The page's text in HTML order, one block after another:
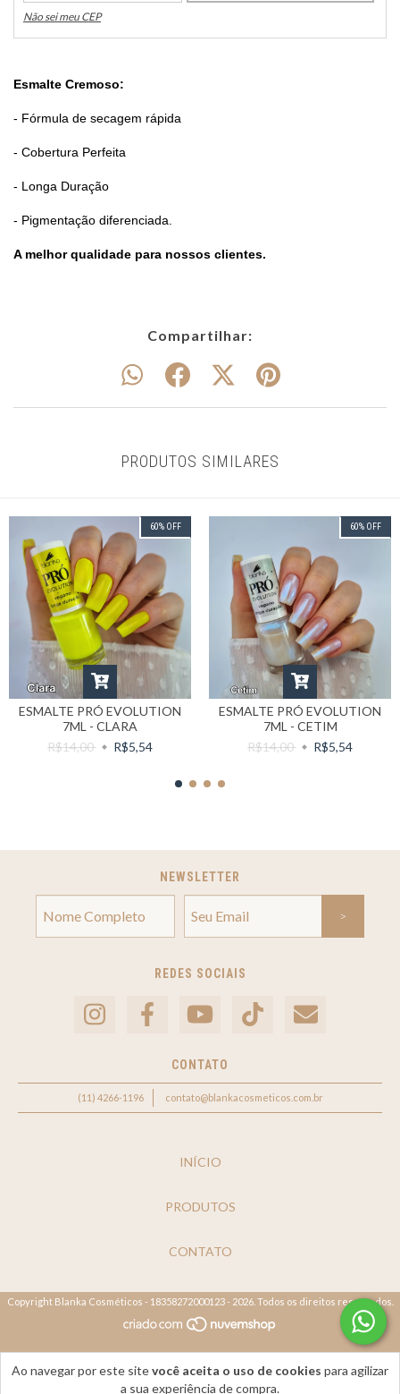
Ao navegar por este sitevocê aceita o uso de cookies para agilizar
a sua experiência de compra.
Não sei meu CEP
Esmalte Cremoso:
- Fórmula de secagem rápida
- Cobertura Perfeita
- Longa Duração
- Pigmentação diferenciada.
A melhor qualidade para nossos clientes.
Compartilhar:
PRODUTOS SIMILARES
60% OFF
ESMALTE PRÓ EVOLUTION
7ML - CLARA
R$14,00
R$5,54
60% OFF
ESMALTE PRÓ EVOLUTION
7ML - CETIM
R$14,00
R$5,54
NEWSLETTER
REDES SOCIAIS
CONTATO
(11) 4266-1196 contato@blankacosmeticos.com.br
INÍCIO
PRODUTOS
CONTATO
Copyright Blanka Cosméticos - 18358272000123 - 2026. Todos os direitos reservados.